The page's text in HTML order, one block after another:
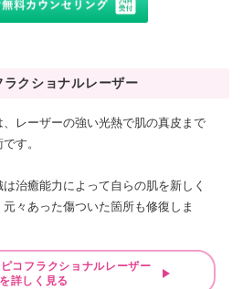
クショナルレーザー
レーザーの強い光熱で肌の真皮まで
す。
治癒能力によって自らの肌を新しく
々あった傷ついた箇所も修復しま
コフラクショナルレーザー
を詳しく見る